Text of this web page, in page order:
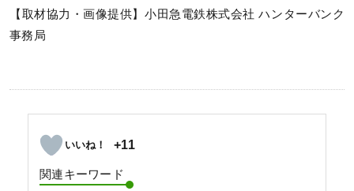
【取材協力・画像提供】小田急電鉄株式会社 ハンターバンク
事務局
+11
関連キーワード